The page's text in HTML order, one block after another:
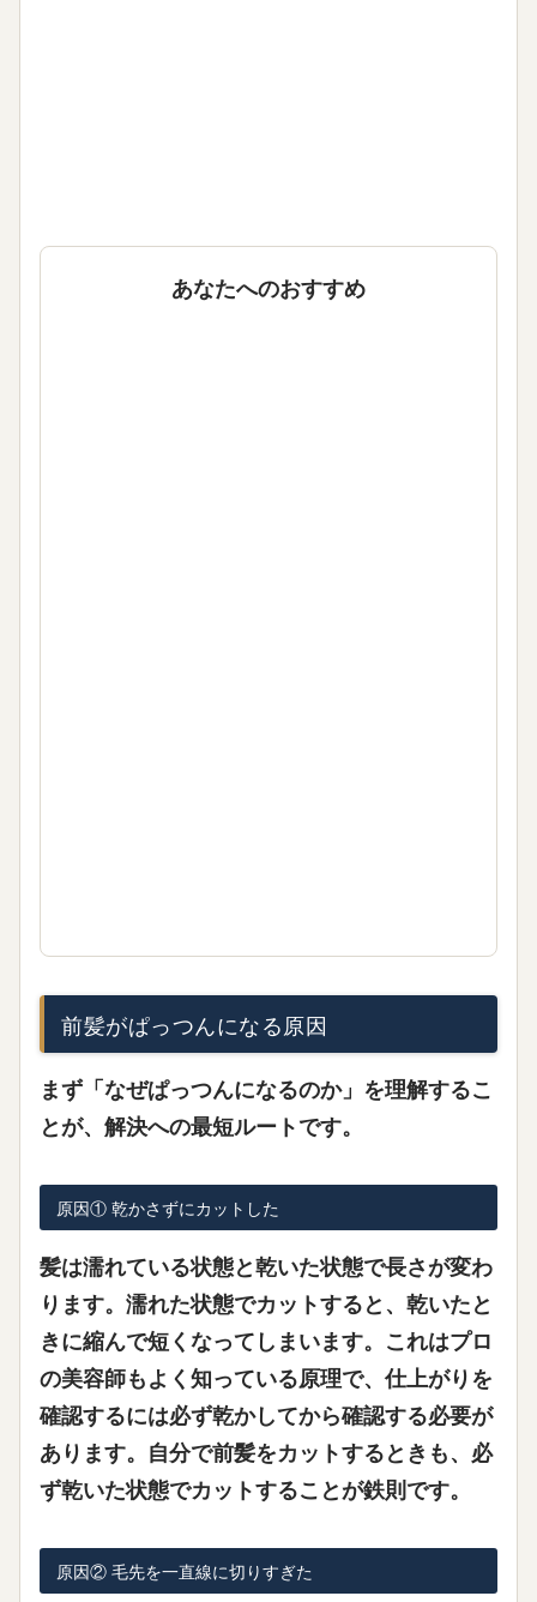
あなたへのおすすめ
前髪がぱっつんになる原因
まず「なぜぱっつんになるのか」を理解するこ
とが、解決への最短ルートです。
原因① 乾かさずにカットした
髪は濡れている状態と乾いた状態で長さが変わ
ります。濡れた状態でカットすると、乾いたと
きに縮んで短くなってしまいます。これはプロ
の美容師もよく知っている原理で、仕上がりを
確認するには必ず乾かしてから確認する必要が
あります。自分で前髪をカットするときも、 必
ず乾いた状態でカットすることが鉄則です。
原因② 毛先を一直線に切りすぎた